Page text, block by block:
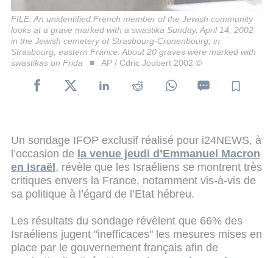
FILE: An unidentified French member of the Jewish community
looks at a grave marked with a swastika Sunday, April 14, 2002
in the Jewish cemetery of Strasbourg-Cronenbourg, in
Strasbourg, eastern France. About 20 graves were marked with
swastikas on Frida
AP / Cdric Joubert 2002 ©
Un sondage IFOP exclusif réalisé pour i24NEWS, à
l’occasion de la venue jeudi d’Emmanuel Macron
en Israël, révèle que les Israéliens se montrent très
critiques envers la France, notamment vis-à-vis de
sa politique à l’égard de l’Etat hébreu.
Les résultats du sondage révèlent que 66% des
Israéliens jugent "inefficaces" les mesures mises en
place par le gouvernement français afin de